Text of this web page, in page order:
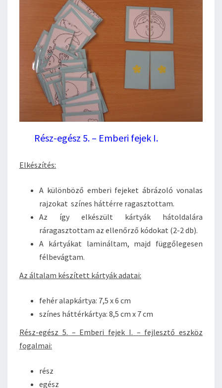
Rész-egész 5. – Emberi fejek I.
Elkészítés:
A különböző emberi fejeket ábrázoló vonalas
rajzokat színes háttérre ragasztottam.
Az így elkészült kártyák hátoldalára
ráragasztottam az ellenőrző kódokat (2-2 db).
A kártyákat lamináltam, majd függőlegesen
félbevágtam.
Az általam készített kártyák adatai:
fehér alapkártya: 7,5 x 6 cm
színes háttérkártya: 8,5 cm x 7 cm
Rész-egész 5. – Emberi fejek I. – fejlesztő eszköz
fogalmai:
rész
egész